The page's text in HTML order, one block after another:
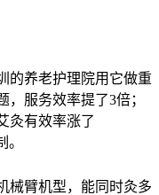
的养老护理院用它做重
服务效率提了3倍；
灸有效率涨了
械臂机型，能同时灸多